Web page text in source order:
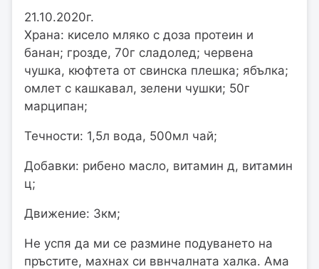
21.10.2020г.
Храна: кисело мляко с доза протеин и
банан; грозде, 70г сладолед; червена
чушка, кюфтета от свинска плешка; ябълка;
омлет с кашкавал, зелени чушки; 50г
марципан;
Течности: 1,5л вода, 500мл чай;
Добавки: рибено масло, витамин д, витамин
ц;
Движение: 3км;
Не успя да ми се размине подуването на
пръстите, махнах си ввнчалната халка. Ама